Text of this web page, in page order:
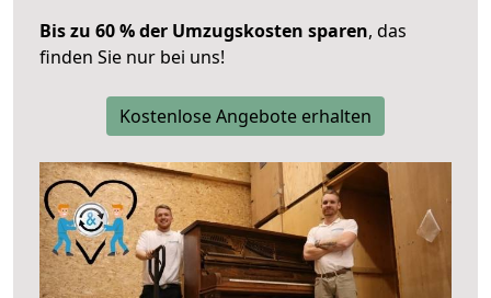
Bis zu 60 % der Umzugskosten sparen, das
finden Sie nur bei uns!
Kostenlose Angebote erhalten